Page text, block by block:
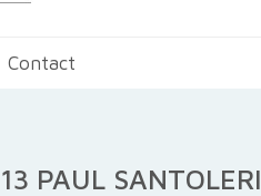
Contact
13 PAUL SANTOLERI